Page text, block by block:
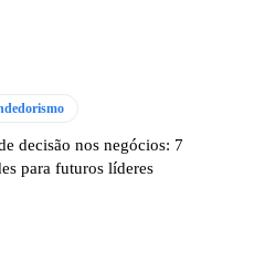
decisão nos negócios: 7
para futuros líderes